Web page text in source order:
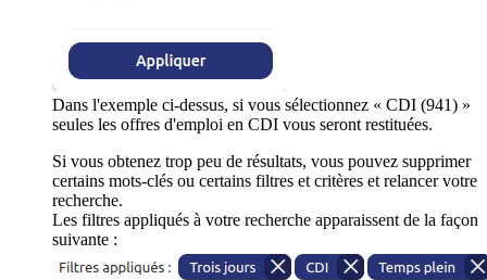
Dans l'exemple ci-dessus, si vous sélectionnez « CDI (941) »
seules les offres d'emploi en CDI vous seront restituées.
Si vous obtenez trop peu de résultats, vous pouvez supprimer
certains mots-clés ou certains filtres et critères et relancer votre
recherche.
Les filtres appliqués à votre recherche apparaissent de la façon
suivante :